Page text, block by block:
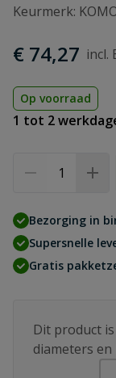
Keurmerk:
€ 74,27
Op voorraad
1 tot 2
Bezorging in
Supersnelle
Gratis
Dit product
diameters en